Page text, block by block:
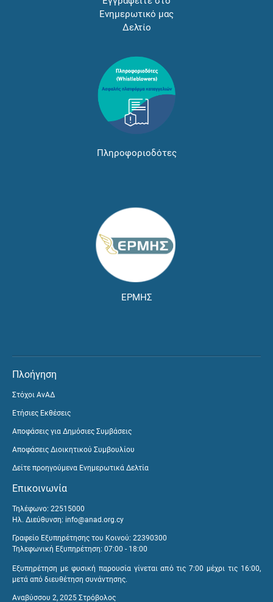
Ενημερωτικό μας
Δελτίο
Πληροφοριοδότες
ΕΡΜΗΣ
Πλοήγηση
Στόχοι ΑνΑΔ
Ετήσιες Εκθέσεις
Αποφάσεις για Δημόσιες Συμβάσεις
Αποφάσεις Διοικητικού Συμβουλίου
Δείτε προηγούμενα Ενημερωτικά Δελτία
Επικοινωνία
Τηλέφωνο: 22515000
Ηλ. Διεύθυνση: info@anad.org.cy
Γραφείο Εξυπηρέτησης του Κοινού: 22390300
Τηλεφωνική Εξυπηρέτηση: 07:00 - 18:00
Εξυπηρέτηση με φυσική παρουσία γίνεται από τις 7:00 μέχρι τις 16:00,
μετά από διευθέτηση συνάντησης.
Αναβύσσου 2, 2025 Στρόβολος